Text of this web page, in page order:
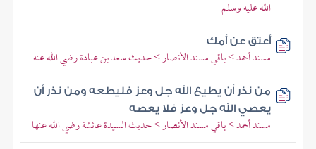
الله عليه وسلم
أعتق عن أمك
مسند أحمد > باقي مسند الأنصار > حديث سعد بن عبادة رضي الله عنه
من نذر أن يطيع الله جل وعز فليطعه ومن نذر أن
يعصي الله جل وعز فلا يعصه
مسند أحمد > باقي مسند الأنصار > حديث السيدة عائشة رضي الله عنها